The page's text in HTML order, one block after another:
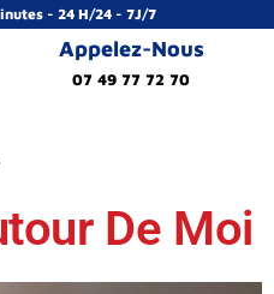
- 24 H/24 - 7J/7
Appelez-Nous
07 49 77 72 70
De Moi